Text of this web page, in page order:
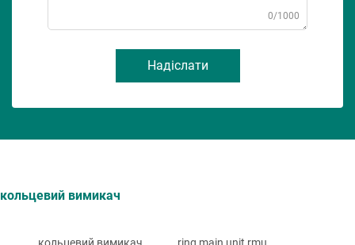
0/1000
Надіслати
кольцевий вимикач